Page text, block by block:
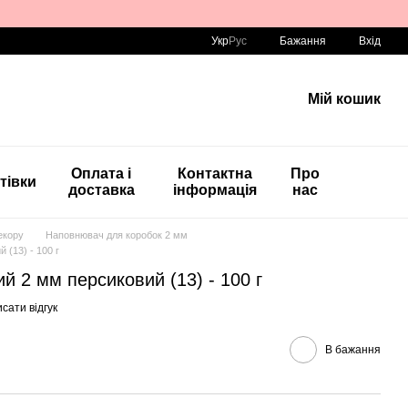
УкрРус Бажання Вхід
Мій кошик
Оплата і
доставка
Контактна
інформація
Про
нас
Наповнювач для коробок 2 мм
(13) - 100 г
2 мм персиковий (13) - 100 г
відгук
В бажання